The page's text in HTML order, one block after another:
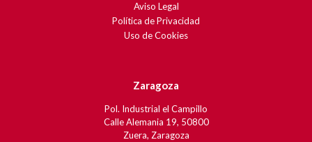
Aviso Legal
Política de Privacidad
Uso de Cookies
Zaragoza
Pol. Industrial el Campillo
Calle Alemania 19, 50800
Zuera, Zaragoza